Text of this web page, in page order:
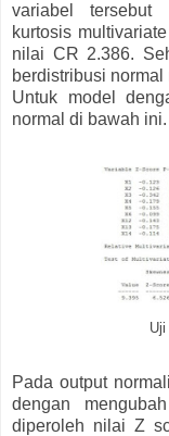
variabel tersebut
kurtosis
nilai CR 2.386.
berdistribusi normal
Untuk model
normal di bawah ini.
Uji
Pada output
dengan
diperoleh nilai Z